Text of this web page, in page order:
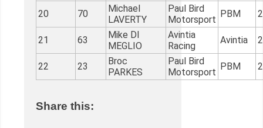
20 70
Michael
LAVERTY
Paul Bird
Motorsport
PBM
21 63
Mike DI
MEGLIO
Avintia
Racing
Avintia
22 23
Broc
PARKES
Paul Bird
Motorsport
PBM
Share this: